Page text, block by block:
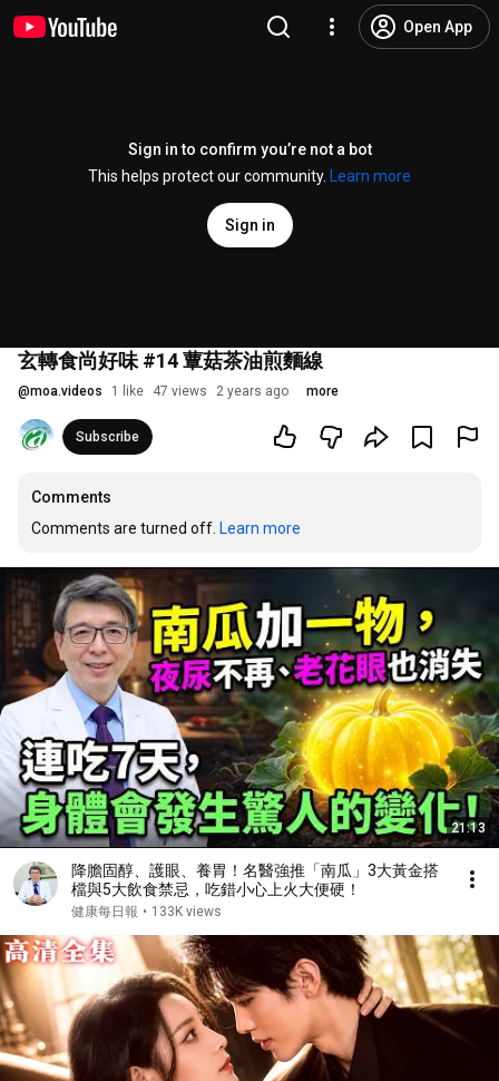
Open App
Sign in to confirm you’re not a bot
This helps protect our community.
Learn more
Sign in
玄轉食尚好味 #14 蕈菇茶油煎麵線
@moa.videos 1 like 47 views 2 years ago more
Subscribe
Comments
Comments are turned off. Learn more
21:13
降膽固醇、護眼、養胃！名醫強推「南瓜」3大黃金搭
檔與5大飲食禁忌，吃錯小心上火大便硬！
健康每日報 • 133K views